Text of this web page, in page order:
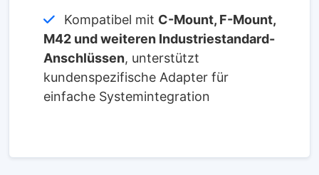
Kompatibel mit C-Mount, F-Mount,
M42 und weiteren Industriestandard-
Anschlüssen, unterstützt
kundenspezifische Adapter für
einfache Systemintegration